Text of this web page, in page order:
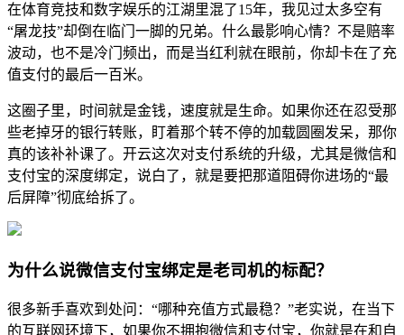
在体育竞技和数字娱乐的江湖里混了15年，我见过太多空有
“屠龙技”却倒在临门一脚的兄弟。什么最影响心情？不是赔率
波动，也不是冷门频出，而是当红利就在眼前，你却卡在了充
值支付的最后一百米。
这圈子里，时间就是金钱，速度就是生命。如果你还在忍受那
些老掉牙的银行转账，盯着那个转不停的加载圆圈发呆，那你
真的该补补课了。开云这次对支付系统的升级，尤其是微信和
支付宝的深度绑定，说白了，就是要把那道阻碍你进场的“最
后屏障”彻底给拆了。
为什么说微信支付宝绑定是老司机的标配？
很多新手喜欢到处问：“哪种充值方式最稳？”老实说，在当下
的互联网环境下，如果你不拥抱微信和支付宝，你就是在和自